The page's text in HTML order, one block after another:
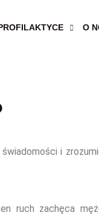
O
i
ruch zachęca